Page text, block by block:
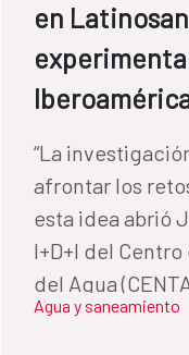
en
“La
afrontar los
esta idea abrió
I+D+I del
del Agua
en la Cumbre
Agua y saneamiento